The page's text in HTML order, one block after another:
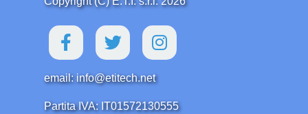
email: info@etitech.net
Partita IVA: IT01572130555